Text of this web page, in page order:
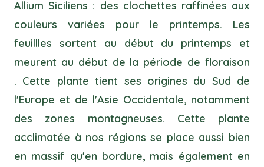
Allium Siciliens : des clochettes raffinées aux
couleurs variées pour le printemps. Les
feuillles sortent au début du printemps et
meurent au début de la période de floraison
. Cette plante tient ses origines du Sud de
l'Europe et de l'Asie Occidentale, notamment
des zones montagneuses. Cette plante
acclimatée à nos régions se place aussi bien
en massif qu'en bordure, mais également en